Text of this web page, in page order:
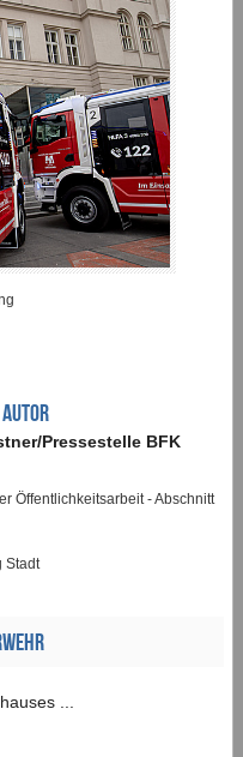
Pressestelle BFK
Öffentlichkeitsarbeit - Abschnitt
Stadt
...